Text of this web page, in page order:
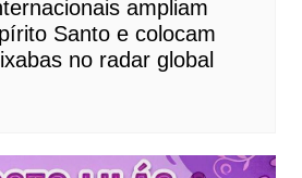
ampliam
Santo e colocam
no radar global